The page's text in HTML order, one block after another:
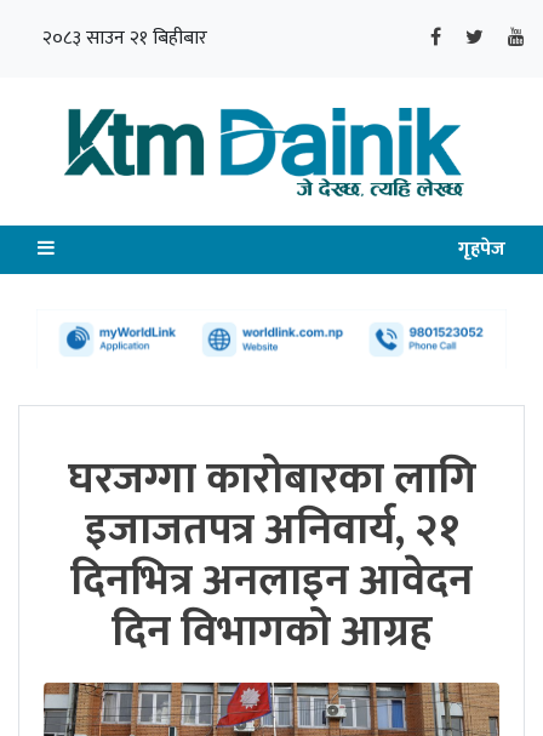
२०८३ साउन २१ बिहीबार
गृहपेज
घरजग्गा कारोबारका लागि
इजाजतपत्र अनिवार्य, २१
दिनभित्र अनलाइन आवेदन
दिन विभागको आग्रह